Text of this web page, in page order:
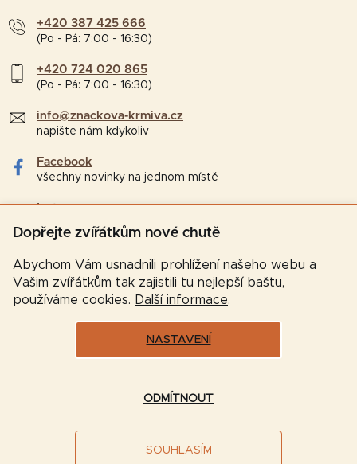
Dopřejte zvířátkům nové chutě
Abychom Vám usnadnili prohlížení našeho webu a
Vašim zvířátkům tak zajistili tu nejlepší baštu,
používáme cookies. Další informace.
SOUHLASÍM
NASTAVENÍ
ODMÍTNOUT
+420 387 425 666
(Po - Pá: 7:00 - 16:30)
+420 724 020 865
(Po - Pá: 7:00 - 16:30)
info@znackova-krmiva.cz
napište nám kdykoliv
Facebook
všechny novinky na jednom místě
Instagram
tipy a zajímavosti pro chovatele
Vytvořil Shoptet
Upravit nastavení cookies